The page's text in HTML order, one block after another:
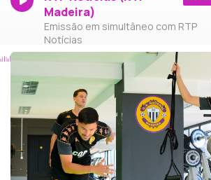
Madeira)
Emissão em simultâneo com RTP
Notícias